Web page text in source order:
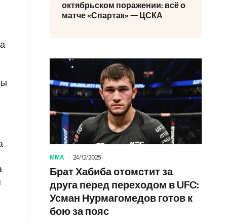
октябрьском поражении: всё о
матче «Спартак» — ЦСКА
ММА 24/12/2025
Брат Хабиба отомстит за
друга перед переходом в UFC:
Усман Нурмагомедов готов к
бою за пояс